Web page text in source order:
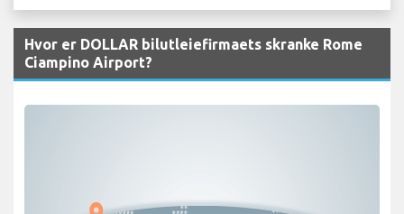
Hvor er DOLLAR bilutleiefirmaets skranke Rome
Ciampino Airport?